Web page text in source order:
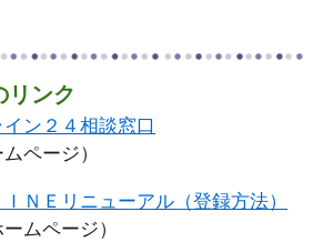
リンク
ン２４相談窓口
ページ）
ＮＥリニューアル（登録方法）
ページ）